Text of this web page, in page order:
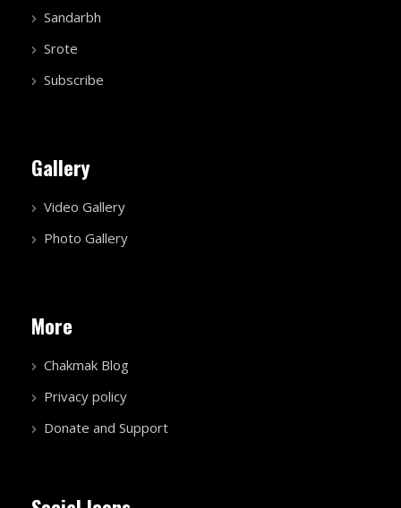
Sandarbh
Srote
Subscribe
Gallery
Video Gallery
Photo Gallery
More
Chakmak Blog
Privacy policy
Donate and Support